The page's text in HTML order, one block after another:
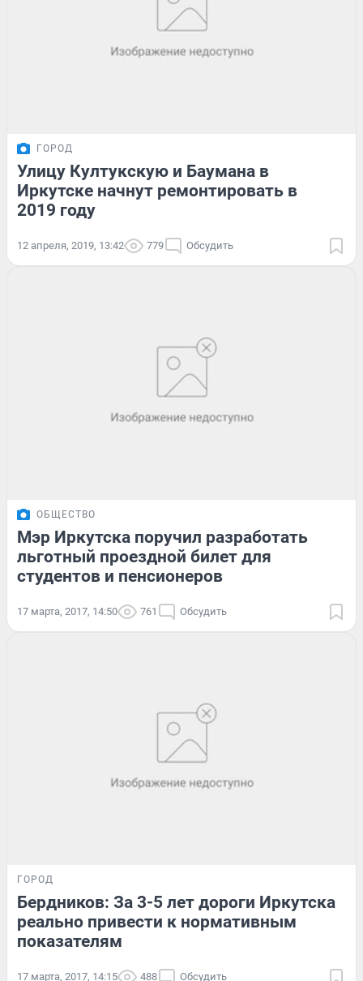
ГОРОД
Улицу Култукскую и Баумана в
Иркутске начнут ремонтировать в
2019 году
12 апреля, 2019, 13:42 779 Обсудить
ОБЩЕСТВО
Мэр Иркутска поручил разработать
льготный проездной билет для
студентов и пенсионеров
17 марта, 2017, 14:50 761 Обсудить
ГОРОД
Бердников: За 3-5 лет дороги Иркутска
реально привести к нормативным
показателям
17 марта, 2017, 14:15 488 Обсудить